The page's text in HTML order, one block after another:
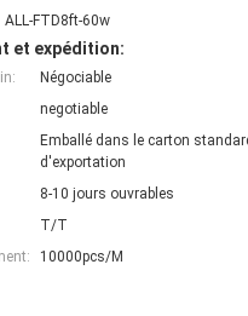
ALL-FTD8ft-60w
et expédition:
Négociable
negotiable
Emballé dans le carton
d'exportation
8-10 jours ouvrables
T/T
10000pcs/M